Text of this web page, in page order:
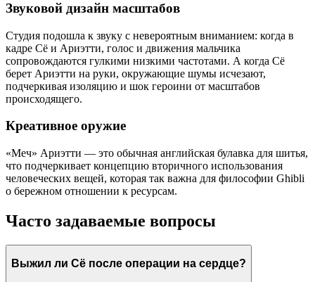
Звуковой дизайн масштабов
Студия подошла к звуку с невероятным вниманием: когда в
кадре Сё и Ариэтти, голос и движения мальчика
сопровождаются гулкими низкими частотами. А когда Сё
берет Ариэтти на руки, окружающие шумы исчезают,
подчеркивая изоляцию и шок героини от масштабов
происходящего.
Креативное оружие
«Меч» Ариэтти — это обычная английская булавка для шитья,
что подчеркивает концепцию вторичного использования
человеческих вещей, которая так важна для философии Ghibli
о бережном отношении к ресурсам.
Часто задаваемые вопросы
Выжил ли Сё после операции на сердце?